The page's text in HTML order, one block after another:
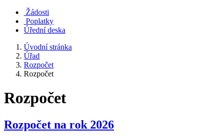
Žádosti
Poplatky
Úřední deska
Úvodní stránka
Úřad
Rozpočet
Rozpočet
Rozpočet
Rozpočet na rok 2026